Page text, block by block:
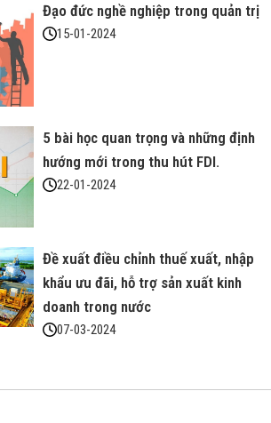
Đạo đức nghề nghiệp trong quản trị
15-01-2024
5 bài học quan trọng và những định
hướng mới trong thu hút FDI.
22-01-2024
Đề xuất điều chỉnh thuế xuất, nhập
khẩu ưu đãi, hỗ trợ sản xuất kinh
doanh trong nước
07-03-2024